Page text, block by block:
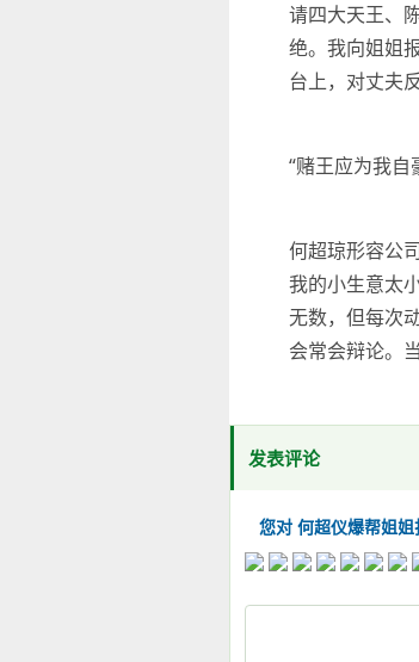
请四大天王、
绝。我向姐姐
台上，对丈夫
“赌王应为我自
何超琼形容公
我的小生意太
无数，但每次
会常会辩论。
发表评论
您对 何超仪爆帮姐